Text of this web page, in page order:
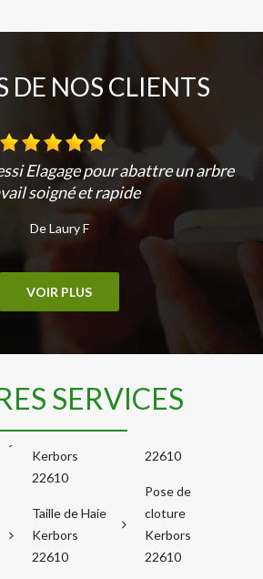
DE NOS CLIENTS
Elagage pour abattre un arbre
soigné et rapide
De Laury F
VOIR PLUS
SERVICES
Kerbors
22610
Taille de Haie
Kerbors
22610
22610
Pose de
cloture
Kerbors
22610